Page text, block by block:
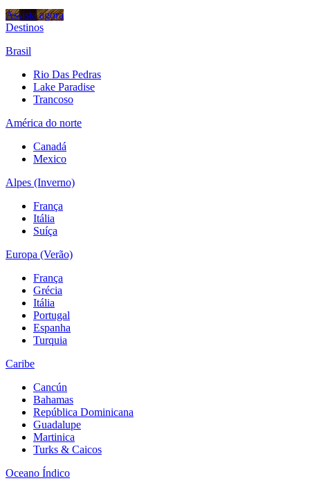
Assista agora
Destinos
Brasil
Rio Das Pedras
Lake Paradise
Trancoso
América do norte
Canadá
Mexico
Alpes (Inverno)
França
Itália
Suíça
Europa (Verão)
França
Grécia
Itália
Portugal
Espanha
Turquia
Caribe
Cancún
Bahamas
República Dominicana
Guadalupe
Martinica
Turks & Caicos
Oceano Índico